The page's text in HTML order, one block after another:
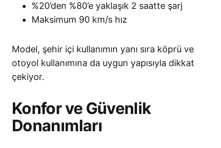
%20’den %80’e yaklaşık 2 saatte şarj
Maksimum 90 km/s hız
Model, şehir içi kullanımın yanı sıra köprü ve
otoyol kullanımına da uygun yapısıyla dikkat
çekiyor.
Konfor ve Güvenlik
Donanımları